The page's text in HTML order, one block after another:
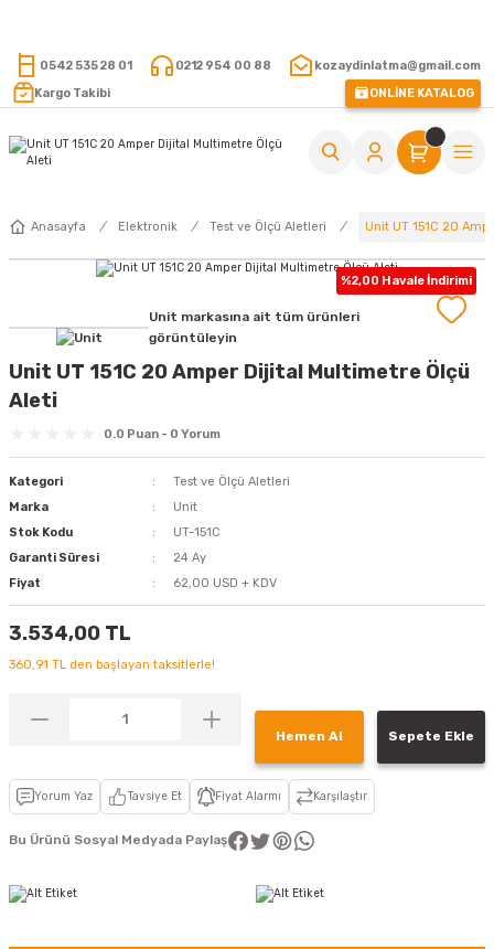
0542 535 28 01 0212 954 00 88
kozaydinlatma@gmail.com
Kargo Takibi
ONLİNE KATALOG
Anasayfa Elektronik Test ve Ölçü Aletleri Unit UT 151C 20
%2,00 Havale İndirimi
Unit markasına ait tüm ürünleri
görüntüleyin
Unit UT 151C 20 Amper Dijital Multimetre Ölçü
Aleti
0.0 Puan - 0 Yorum
Kategori
Test ve Ölçü Aletleri
Marka
Unit
Stok Kodu
UT-151C
Garanti Süresi
24 Ay
Fiyat
62,00 USD + KDV
3.534,00 TL
360,91 TL den başlayan taksitlerle!
Hemen Al Sepete Ekle
Yorum Yaz Tavsiye Et Fiyat Alarmı Karşılaştır
Bu Ürünü Sosyal Medyada Paylaş